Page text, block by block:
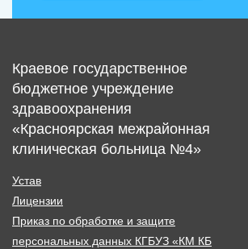
Краевое государственное
бюджетное учреждение
здравоохранения
«Красноярская межрайонная
клиническая больница №4»
Устав
Лицензии
Приказ по обработке и защите
персональных данных КГБУЗ «КМ КБ